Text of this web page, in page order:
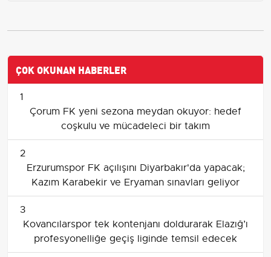
ÇOK OKUNAN HABERLER
1
Çorum FK yeni sezona meydan okuyor: hedef
coşkulu ve mücadeleci bir takım
2
Erzurumspor FK açılışını Diyarbakır'da yapacak;
Kazım Karabekir ve Eryaman sınavları geliyor
3
Kovancılarspor tek kontenjanı doldurarak Elazığ’ı
profesyonelliğe geçiş liginde temsil edecek